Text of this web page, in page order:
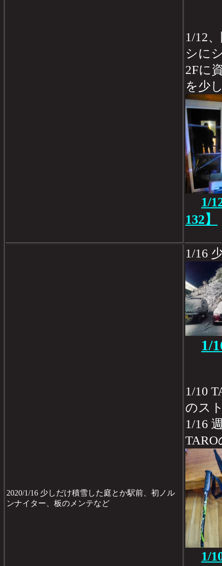
1/12
シに
2Fに
を少
1/
132】
2020/1/16 少しだけ積雪した庭とか駅前、初ノル
ンナイター、板のメンテなど
1/16
1/
1/10
のス
1/16
1/